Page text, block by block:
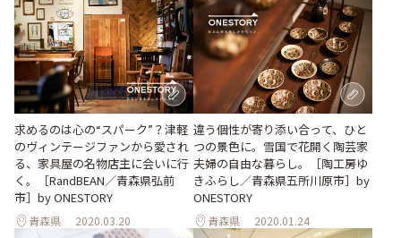
求めるのは心の“スパーク”？津軽
のヴィンテージファンから愛され
る、家具屋の名物店主に会いに行
く。［RandBEAN／青森県弘前
市］by ONESTORY
青森県 2020.03.20
違う個性が寄り添い合って、ひと
つの景色に。雪国で花開く陶芸家
夫婦の自由な暮らし。［陶工房ゆ
きふらし／青森県五所川原市］by
ONESTORY
青森県 2020.01.24